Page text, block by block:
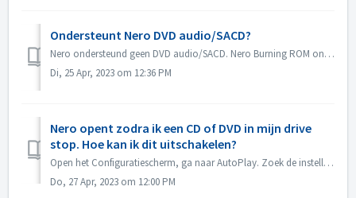
Ondersteunt Nero DVD audio/SACD?
Nero ondersteund geen DVD audio/SACD. Nero Burning ROM ondersteunt alleen het branden van audio CD in 44100 hz.
Di, 25 Apr, 2023 om 12:36 PM
Nero opent zodra ik een CD of DVD in mijn drive
stop. Hoe kan ik dit uitschakelen?
Open het Configuratiescherm, ga naar AutoPlay. Zoek de instelling van elke DVD of CD. Stel in op 'Vraag me elke keer' of 'Geen actie ondernemen&...
Do, 27 Apr, 2023 om 12:00 PM